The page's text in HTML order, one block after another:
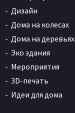
Дизайн
Дома на колесах
Дома на деревьях
Эко здания
Мероприятия
3D-печать
Идеи для дома